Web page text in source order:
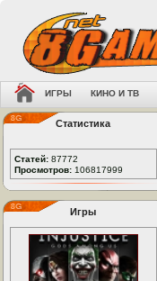
ИГРЫ КИНО И ТВ
Статистика
Статей: 87772
Просмотров: 106817999
Игры